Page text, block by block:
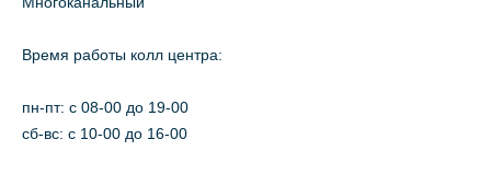
Время работы колл центра:
пн-пт: c 08-00 до 19-00
сб-вс: с 10-00 до 16-00